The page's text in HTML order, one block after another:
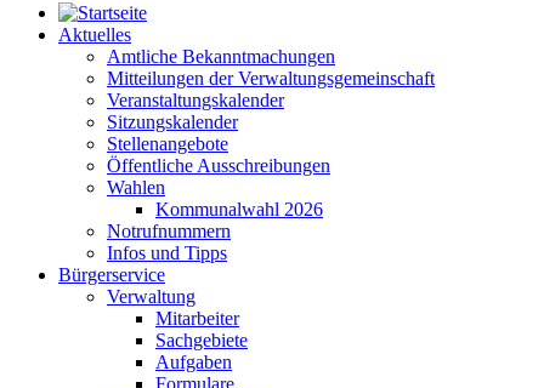
Aktuelles
Amtliche Bekanntmachungen
Mitteilungen der Verwaltungsgemeinschaft
Veranstaltungskalender
Sitzungskalender
Stellenangebote
Öffentliche Ausschreibungen
Wahlen
Kommunalwahl 2026
Notrufnummern
Infos und Tipps
Bürgerservice
Verwaltung
Mitarbeiter
Sachgebiete
Aufgaben
Formulare